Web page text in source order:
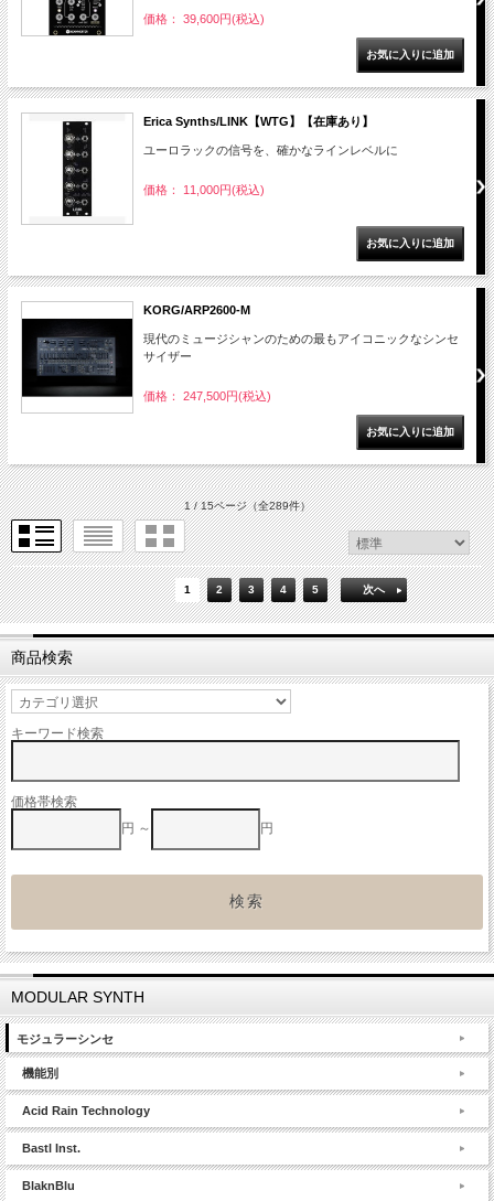
価格： 39,600円(税込)
Erica Synths/LINK【WTG】【在庫あり】
ユーロラックの信号を、確かなラインレベルに
価格： 11,000円(税込)
KORG/ARP2600-M
現代のミュージシャンのための最もアイコニックなシンセ
サイザー
価格： 247,500円(税込)
1 / 15ページ（全289件）
1 2 3 4 5 次へ
商品検索
キーワード検索
価格帯検索
円 ～
円
MODULAR SYNTH
モジュラーシンセ
機能別
Acid Rain Technology
Bastl Inst.
BlaknBlu